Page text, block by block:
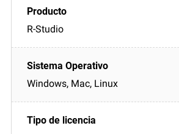
R-Studio
Windows, Mac, Linux